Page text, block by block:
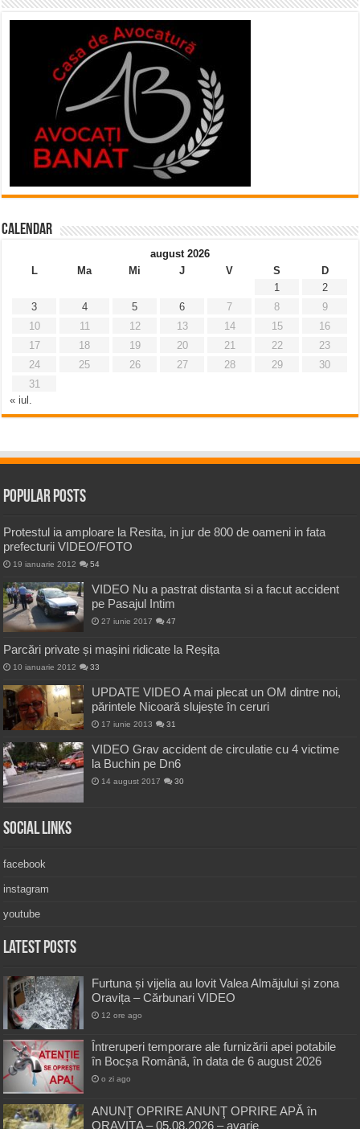
Calendar
august 2026
L
Ma Mi J V S
D
1
2
3
4 5 6 7 8
9
10
11 12 13 14 15
16
17
18 19 20 21 22
23
24
25 26 27 28 29
30
31
« iul.
Popular Posts
Protestul ia amploare la Resita, in jur de 800 de oameni in fata
prefecturii VIDEO/FOTO
19 ianuarie 2012 54
VIDEO Nu a pastrat distanta si a facut accident
pe Pasajul Intim
27 iunie 2017 47
Parcări private și mașini ridicate la Reșița
10 ianuarie 2012 33
UPDATE VIDEO A mai plecat un OM dintre noi,
părintele Nicoară slujește în ceruri
17 iunie 2013 31
VIDEO Grav accident de circulatie cu 4 victime
la Buchin pe Dn6
14 august 2017 30
Social Links
facebook
instagram
youtube
Latest Posts
Furtuna și vijelia au lovit Valea Almăjului și zona
Oravița – Cărbunari VIDEO
12 ore ago
Întreruperi temporare ale furnizării apei potabile
în Bocșa Română, în data de 6 august 2026
o zi ago
ANUNŢ OPRIRE ANUNŢ OPRIRE APĂ în
ORAVIȚA – 05.08.2026 – avarie